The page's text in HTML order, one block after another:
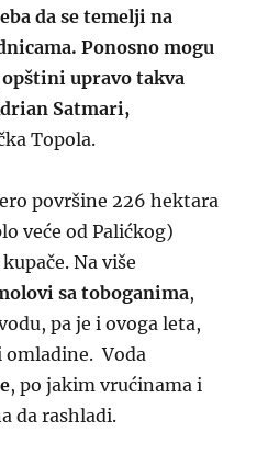
da se temelji na
Ponosno mogu
opštini upravo takva
Satmari,
Topola.
površine 226 hektara
veće od Palićkog)
Na više
sa toboganima,
pa je i ovoga leta,
omladine. Voda
, po jakim vrućinama i
da rashladi.